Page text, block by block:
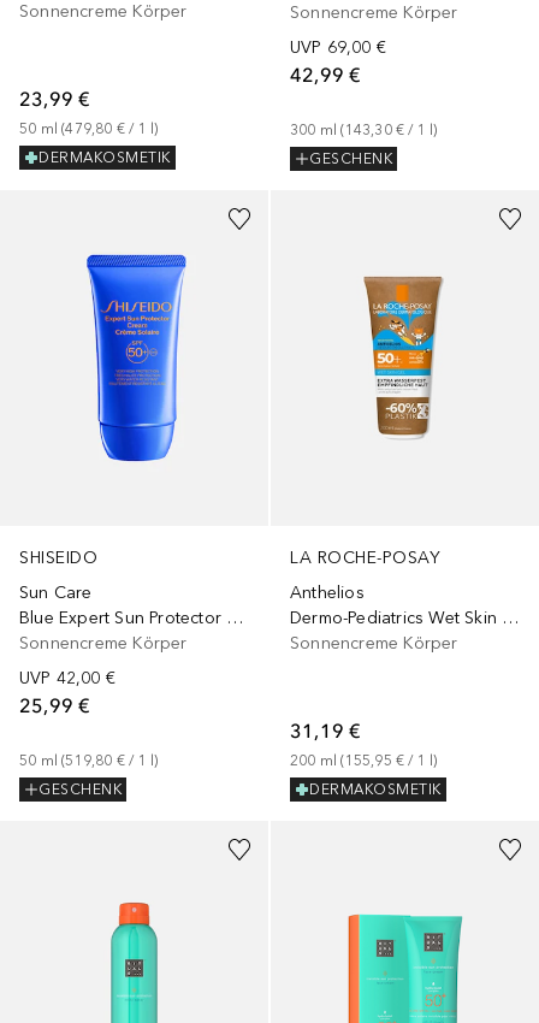
Sonnencreme Körper
23,99 €
50 ml (479,80 € / 1 l)
DERMAKOSMETIK
Sonnencreme Körper
UVP 69,00 €
42,99 €
300 ml (143,30 € / 1 l)
GESCHENK
SHISEIDO
Sun Care
Blue Expert Sun Protector Cream SPF50
Sonnencreme Körper
UVP 42,00 €
25,99 €
50 ml (519,80 € / 1 l)
GESCHENK
LA ROCHE-POSAY
Anthelios
Dermo-Pediatrics Wet Skin Gel LSF 50+
Sonnencreme Körper
31,19 €
200 ml (155,95 € / 1 l)
DERMAKOSMETIK
Größe